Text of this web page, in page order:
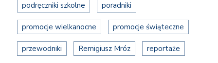
podręczniki szkolne poradniki
promocje wielkanocne promocje świąteczne
przewodniki Remigiusz Mróz reportaże